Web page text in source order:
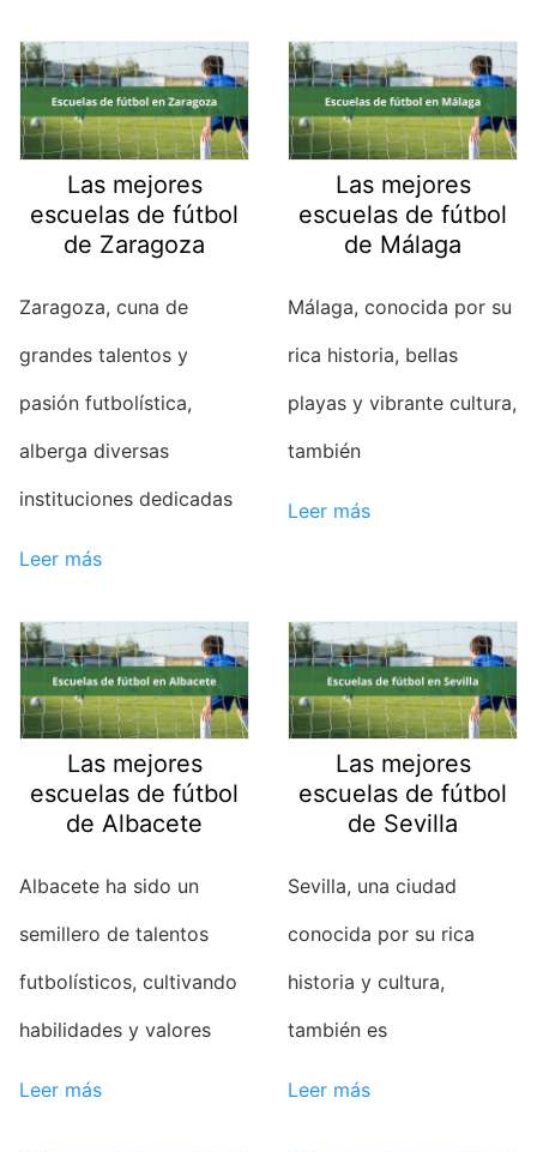
Las mejores
escuelas de fútbol
de Zaragoza
Zaragoza, cuna de
grandes talentos y
pasión futbolística,
alberga diversas
instituciones dedicadas
Leer más
Las mejores
escuelas de fútbol
de Málaga
Málaga, conocida por su
rica historia, bellas
playas y vibrante cultura,
también
Leer más
Las mejores
escuelas de fútbol
de Albacete
Albacete ha sido un
semillero de talentos
futbolísticos, cultivando
habilidades y valores
Leer más
Las mejores
escuelas de fútbol
de Sevilla
Sevilla, una ciudad
conocida por su rica
historia y cultura,
también es
Leer más